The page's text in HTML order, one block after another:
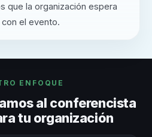
que la organización espera
el evento.
ENFOQUE
al conferencista
tu organización